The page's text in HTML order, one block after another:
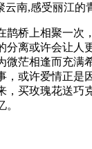
云南,感受丽江的
桥上相聚一次
分离或许会让人
微茫相逢而充满
，或许爱情正是
，买玫瑰花送巧